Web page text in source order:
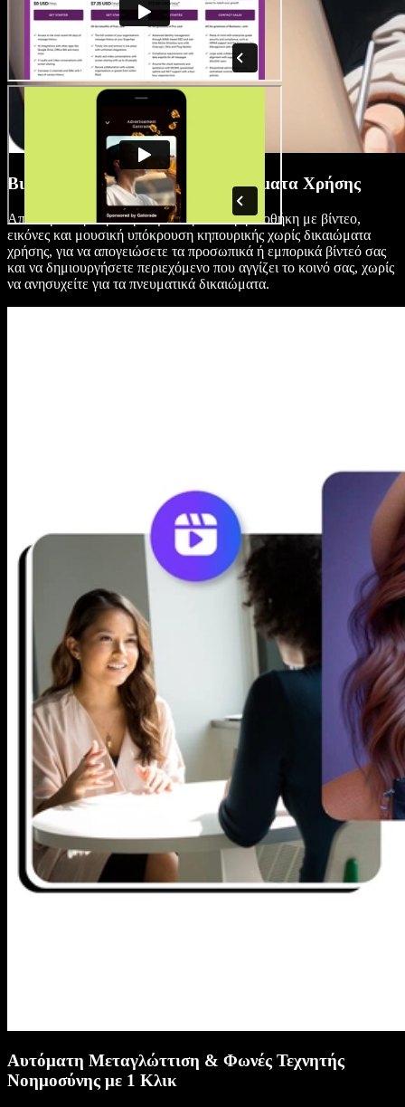
Βιβλιοθήκη Υλικού Χωρίς Δικαιώματα Χρήσης
Αποκτήστε πρόσβαση σε μια τεράστια βιβλιοθήκη με βίντεο,
εικόνες και μουσική υπόκρουση κηπουρικής χωρίς δικαιώματα
χρήσης, για να απογειώσετε τα προσωπικά ή εμπορικά βίντεό σας
και να δημιουργήσετε περιεχόμενο που αγγίζει το κοινό σας, χωρίς
να ανησυχείτε για τα πνευματικά δικαιώματα.
Αυτόματη Μεταγλώττιση & Φωνές Τεχνητής
Νοημοσύνης με 1 Κλικ